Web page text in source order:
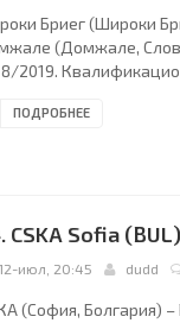
Бриег (Широки
(Домжале,
2019.
Босния и
ПОДРОБНЕЕ
CSKA Sofia
12-июл, 20:45 dudd
(София, Болгария) –